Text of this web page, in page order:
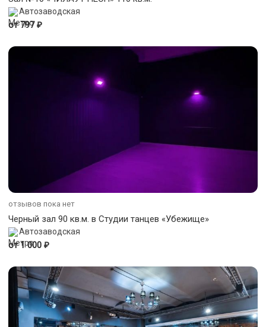
Автозаводская
от 797₽
отзывов пока нет
Черный зал 90 кв.м. в Студии танцев «Убежище»
Автозаводская
от 1 000 ₽